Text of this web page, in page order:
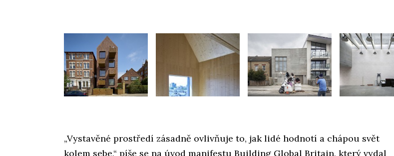
„Vystavěné prostředí zásadně ovlivňuje to, jak lidé hodnotí a chápou svět
kolem sebe,“ píše se na úvod manifestu Building Global Britain, který vydal